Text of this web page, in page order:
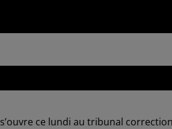
ce lundi au tribunal